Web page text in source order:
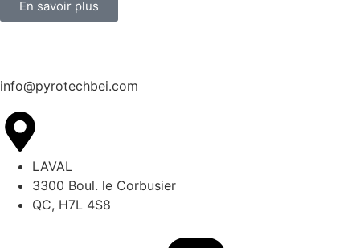
En savoir plus
info@pyrotechbei.com
LAVAL
3300 Boul. le Corbusier
QC, H7L 4S8